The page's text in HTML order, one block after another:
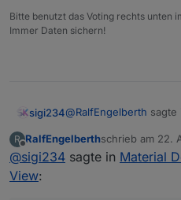
Bitte benutzt das Voting rechts unten
Immer Daten sichern!
sigi234@RalfEngelberth sagte
Wie bekomme ich
R
Offline
RalfEngelberthschrieb am 22.
zuletzt editiert
@sigi234 sagte in Material
View: